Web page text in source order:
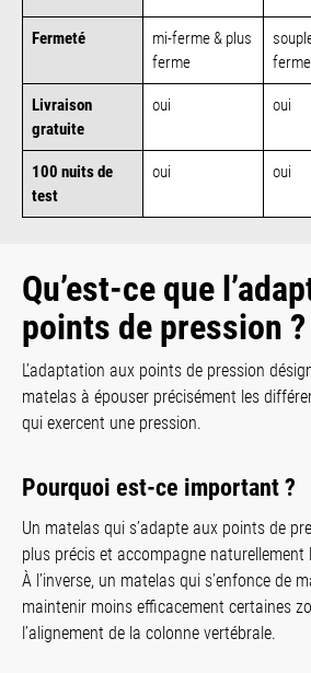
Fermeté
mi-ferme & plus
ferme
ferme
Livraison
gratuite
oui oui
100 nuits de
test
oui oui
Qu’est-ce que
points de pression ?
L’adaptation aux points de pression
matelas à épouser précisément les
qui exercent une pression.
Pourquoi est-ce important ?
Un matelas qui s’adapte aux points de
plus précis et accompagne naturellement
À l’inverse, un matelas qui s’enfonce de
maintenir moins efficacement certaines
l’alignement de la colonne vertébrale.